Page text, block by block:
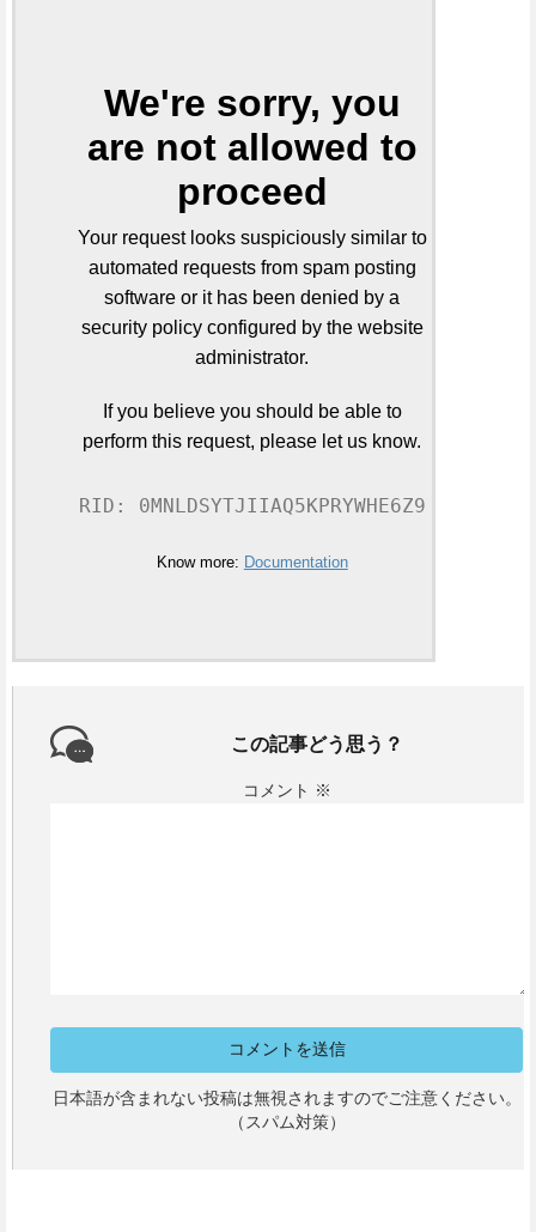
We're sorry, you
are not allowed to
proceed
Your request looks suspiciously similar to
automated requests from spam posting
software or it has been denied by a
security policy configured by the website
administrator.
If you believe you should be able to
perform this request, please let us know.
RID: 0MNLDSYTJIIAQ5KPRYWHE6Z9
Know more: Documentation
この記事どう思う？
コメント ※
日本語が含まれない投稿は無視されますのでご注意ください。
（スパム対策）